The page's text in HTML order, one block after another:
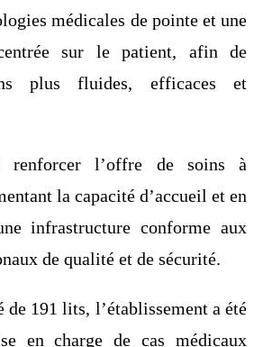
médicales de pointe et une
sur le patient, afin de
plus fluides, efficaces et
l’offre de soins à
la capacité d’accueil et en
infrastructure conforme aux
de qualité et de sécurité.
de 191 lits, l’établissement a été
en charge de cas médicaux